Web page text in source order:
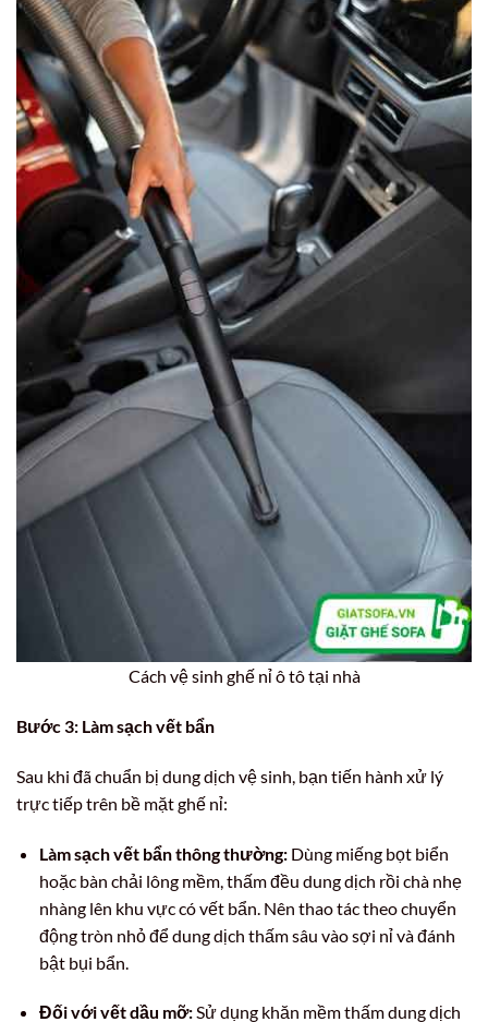
Cách vệ sinh ghế nỉ ô tô tại nhà
Bước 3: Làm sạch vết bẩn
Sau khi đã chuẩn bị dung dịch vệ sinh, bạn tiến hành xử lý
trực tiếp trên bề mặt ghế nỉ:
Làm sạch vết bẩn thông thường:Dùng miếng bọt biển
hoặc bàn chải lông mềm, thấm đều dung dịch rồi chà nhẹ
nhàng lên khu vực có vết bẩn. Nên thao tác theo chuyển
động tròn nhỏ để dung dịch thấm sâu vào sợi nỉ và đánh
bật bụi bẩn.
Đối với vết dầu mỡ:Sử dụng khăn mềm thấm dung dịch